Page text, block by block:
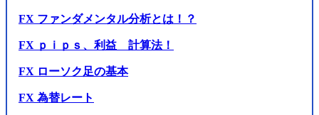
FX ファンダメンタル分析とは！？
FX ｐｉｐｓ、利益 計算法！
FX ローソク足の基本
FX 為替レート